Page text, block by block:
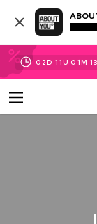
02D 11U 01M 13